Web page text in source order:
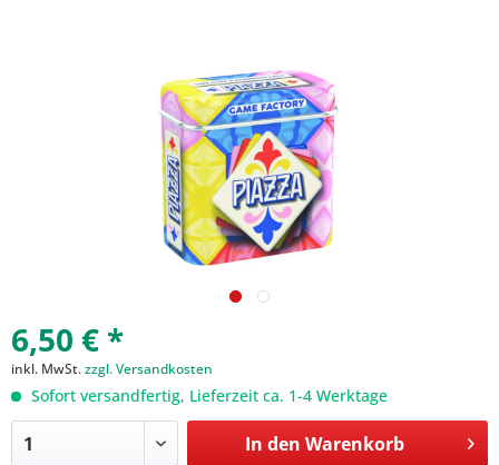
6,50 € *
inkl. MwSt.zzgl. Versandkosten
Sofort versandfertig, Lieferzeit ca. 1-4 Werktage
In den Warenkorb